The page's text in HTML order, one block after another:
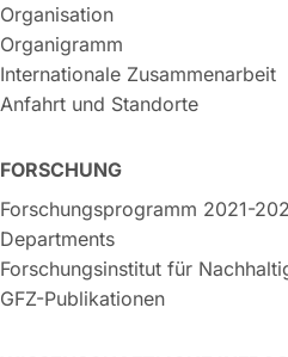
Organisation
Organigramm
Internationale Zusammenarbeit
Anfahrt und Standorte
FORSCHUNG
Forschungsprogramm 2021-
Departments
Forschungsinstitut für
GFZ-Publikationen